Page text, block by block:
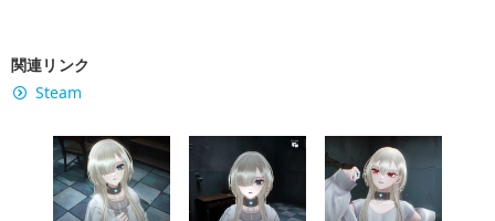
関連リンク
Steam